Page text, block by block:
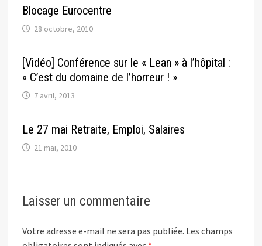
Blocage Eurocentre
28 octobre, 2010
[Vidéo] Conférence sur le « Lean » à l’hôpital :
« C’est du domaine de l’horreur ! »
7 avril, 2013
Le 27 mai Retraite, Emploi, Salaires
21 mai, 2010
Laisser un commentaire
Votre adresse e-mail ne sera pas publiée. Les champs